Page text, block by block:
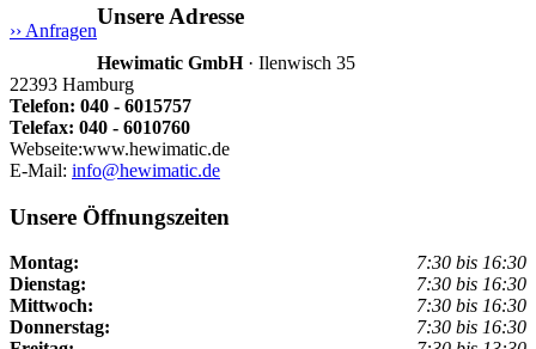
›› Anfragen
Unsere Adresse
Hewimatic GmbH· Ilenwisch 35
22393 Hamburg
Telefon: 040 - 6015757
Telefax: 040 - 6010760
Webseite:www.hewimatic.de
E-Mail: info@hewimatic.de
Unsere Öffnungszeiten
Montag:
Dienstag:
Mittwoch:
Donnerstag:
7:30 bis 16:30
7:30 bis 16:30
7:30 bis 16:30
7:30 bis 16:30